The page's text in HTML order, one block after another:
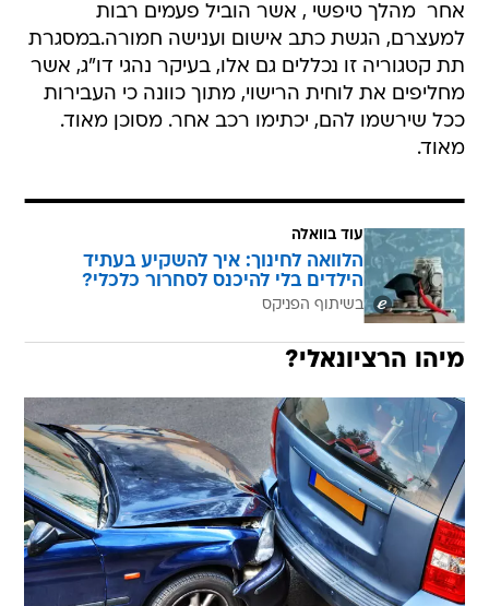
אחר  מהלך טיפשי , אשר הוביל פעמים רבות
למעצרם, הגשת כתב אישום וענישה חמורה.במסגרת
תת קטגוריה זו נכללים גם אלו, בעיקר נהגי דו"ג, אשר
מחליפים את לוחית הרישוי, מתוך כוונה כי העבירות
ככל שירשמו להם, יכתימו רכב אחר. מסוכן מאוד.
מאוד.
עוד בוואלה
הלוואה לחינוך: איך להשקיע בעתיד
הילדים בלי להיכנס לסחרור כלכלי?
בשיתוף הפניקס
מיהו הרציונאלי?